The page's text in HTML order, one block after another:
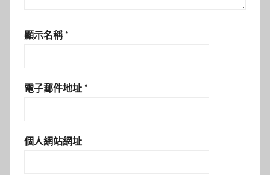
顯示名稱 *
電子郵件地址 *
個人網站網址